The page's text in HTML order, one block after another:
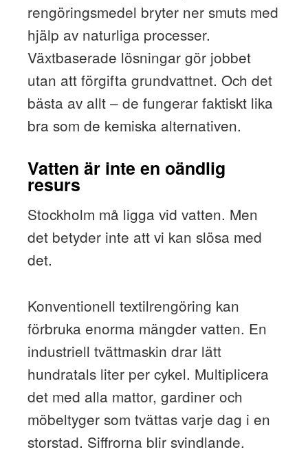
rengöringsmedel bryter ner smuts med
hjälp av naturliga processer.
Växtbaserade lösningar gör jobbet
utan att förgifta grundvattnet. Och det
bästa av allt – de fungerar faktiskt lika
bra som de kemiska alternativen.
Vatten är inte en oändlig
resurs
Stockholm må ligga vid vatten. Men
det betyder inte att vi kan slösa med
det.
Konventionell textilrengöring kan
förbruka enorma mängder vatten. En
industriell tvättmaskin drar lätt
hundratals liter per cykel. Multiplicera
det med alla mattor, gardiner och
möbeltyger som tvättas varje dag i en
storstad. Siffrorna blir svindlande.